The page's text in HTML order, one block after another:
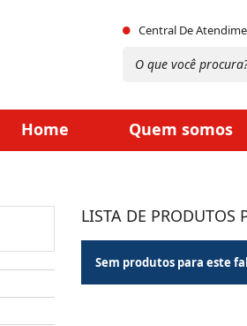
Central De
Home Quem somos
LISTA DE PRODUTOS
Sem produtos para este